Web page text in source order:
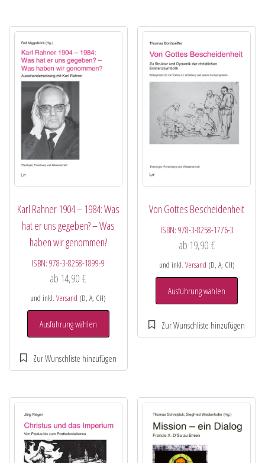
Karl Rahner 1904 – 1984: Was
hat er uns gegeben? – Was
haben wir genommen?
ISBN:978-3-8258-1899-9
ab 14,90€
und inkl.Versand (D, A, CH)
Ausführung wählen
Von Gottes Bescheidenheit
ISBN: 978-3-8258-1776-3
ab 19,90 €
und inkl. Versand (D, A, CH)
Ausführung wählen